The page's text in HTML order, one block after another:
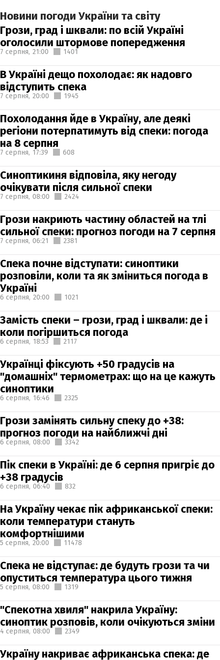
Новини погоди України та світу
Грози, град і шквали: по всій Україні
оголосили штормове попередження
7 серпня, 21:00 1401
В Україні дещо похолодає: як надовго
відступить спека
7 серпня, 20:00 1945
Похолодання йде в Україну, але деякі
регіони потерпатимуть від спеки: погода
на 8 серпня
7 серпня, 17:39 608
Синоптикиня відповіла, яку негоду
очікувати після сильної спеки
7 серпня, 08:00 2424
Грози накриють частину областей на тлі
сильної спеки: прогноз погоди на 7 серпня
7 серпня, 06:21 2381
Спека почне відступати: синоптики
розповіли, коли та як зміниться погода в
Україні
6 серпня, 20:00 1021
Замість спеки – грози, град і шквали: де і
коли погіршиться погода
6 серпня, 18:53 2117
Українці фіксують +50 градусів на
"домашніх" термометрах: що на це кажуть
синоптики
6 серпня, 16:46 2325
Грози замінять сильну спеку до +38:
прогноз погоди на найближчі дні
6 серпня, 08:00 3342
Пік спеки в Україні: де 6 серпня пригріє до
+38 градусів
6 серпня, 06:40 832
На Україну чекає пік африканської спеки:
коли температури стануть
комфортнішими
5 серпня, 20:00 11478
Спека не відступає: де будуть грози та чи
опуститься температура цього тижня
5 серпня, 08:00 1319
"Спекотна хвиля" накрила Україну:
синоптик розповів, коли очікуються зміни
4 серпня, 08:00 2349
Україну накриває африканська спека: де